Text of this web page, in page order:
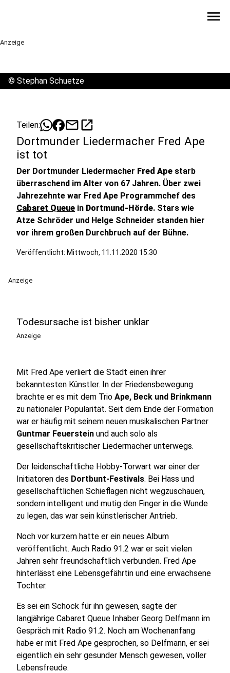
menu
Anzeige
© Stephan Schuetze
Teilen: mailopen_in_new
Dortmunder Liedermacher Fred Ape
ist tot
Der Dortmunder Liedermacher Fred Ape starb
überraschend im Alter von 67 Jahren. Über zwei
Jahrezehnte war Fred Ape Programmchef des
Cabaret Queue in Dortmund-Hörde. Stars wie
Atze Schröder und Helge Schneider standen hier
vor ihrem großen Durchbruch auf der Bühne.
Veröffentlicht: Mittwoch, 11.11.2020 15:30
Anzeige
Todesursache ist bisher unklar
Anzeige
Mit Fred Ape verliert die Stadt einen ihrer
bekanntesten Künstler. In der Friedensbewegung
brachte er es mit dem Trio Ape, Beck und Brinkmann
zu nationaler Popularität. Seit dem Ende der Formation
war er häufig mit seinem neuen musikalischen Partner
Guntmar Feuerstein und auch solo als
gesellschaftskritischer Liedermacher unterwegs.
Der leidenschaftliche Hobby-Torwart war einer der
Initiatoren des Dortbunt-Festivals. Bei Hass und
gesellschaftlichen Schieflagen nicht wegzuschauen,
sondern intelligent und mutig den Finger in die Wunde
zu legen, das war sein künstlerischer Antrieb.
Noch vor kurzem hatte er ein neues Album
veröffentlicht. Auch Radio 91.2 war er seit vielen
Jahren sehr freundschaftlich verbunden. Fred Ape
hinterlässt eine Lebensgefährtin und eine erwachsene
Tochter.
Es sei ein Schock für ihn gewesen, sagte der
langjährige Cabaret Queue Inhaber Georg Delfmann im
Gespräch mit Radio 91.2. Noch am Wochenanfang
habe er mit Fred Ape gesprochen, so Delfmann, er sei
eigentlich ein sehr gesunder Mensch gewesen, voller
Lebensfreude.